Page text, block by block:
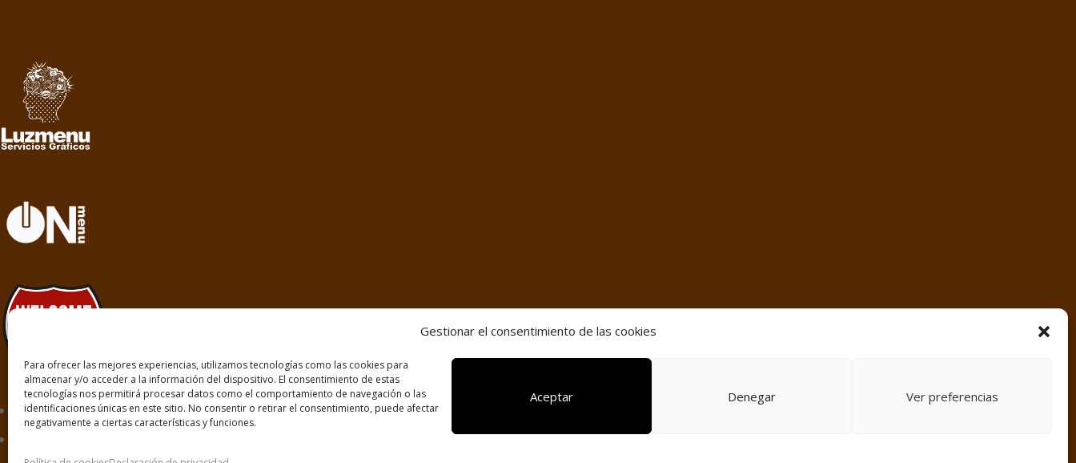
Gestionar el consentimiento de las cookies
Para ofrecer las mejores experiencias, utilizamos tecnologías como las cookies para
almacenar y/o acceder a la información del dispositivo. El consentimiento de estas
tecnologías nos permitirá procesar datos como el comportamiento de navegación o las
identificaciones únicas en este sitio. No consentir o retirar el consentimiento, puede afectar
negativamente a ciertas características y funciones.
Aceptar Denegar Ver preferencias
Seguir
Seguir